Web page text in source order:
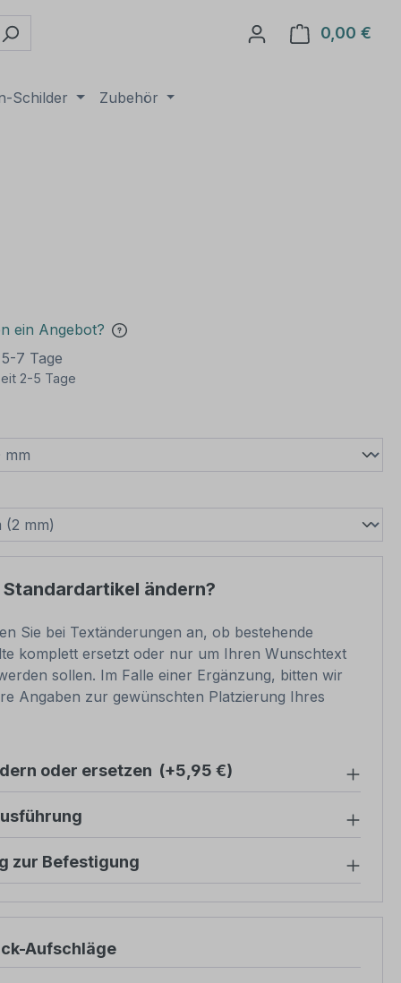
0,00 €
Schilder Zubehör
ein Angebot?
7 Tage
2-5 Tage
Standardartikel ändern?
Sie bei Textänderungen an, ob bestehende
komplett ersetzt oder nur um Ihren Wunschtext
sollen. Im Falle einer Ergänzung, bitten wir
Angaben zur gewünschten Platzierung Ihres
oder ersetzen (+5,95 €)
zur Befestigung
Aufschläge